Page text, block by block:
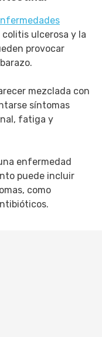
colitis ulcerosa y la
provocar
mezclada con
síntomas
fatiga y
enfermedad
puede incluir
como